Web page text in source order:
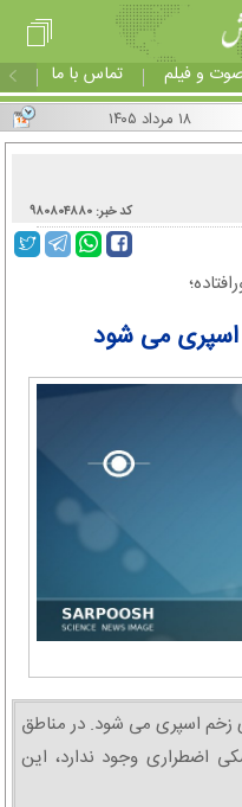
و فیلم تماس با ما
۱۸ مرداد ۱۴۰۵
کد خبر: ۹۸۰۸۰۴۸۸۰
اسپری می شود
زخم اسپری می شود. در مناطق
اضطراری وجود ندارد، این